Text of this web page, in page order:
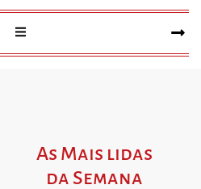
As Mais lidas
da Semana